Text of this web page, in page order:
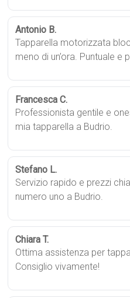
Antonio B.
Tapparella motorizzata
meno di un’ora. Puntuale e
Francesca C.
Professionista gentile e
mia tapparella a Budrio.
Stefano L.
Servizio rapido e prezzi
numero uno a Budrio.
Chiara T.
Ottima assistenza per
Consiglio vivamente!